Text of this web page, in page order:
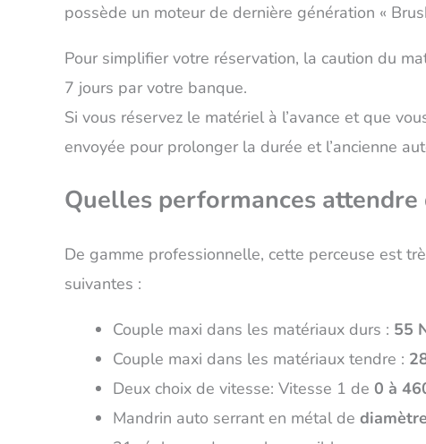
possède un moteur de dernière génération «
Pour simplifier votre réservation, la caution du
7 jours par votre banque.
Si vous réservez le matériel à l’avance et que
envoyée pour prolonger la durée et l’ancienne
Quelles performances attendre
De gamme professionnelle, cette perceuse est
suivantes :
Couple maxi dans les matériaux durs : 55
Couple maxi dans les matériaux tendre :
Deux choix de vitesse: Vitesse 1 de 0 à
Mandrin auto serrant en métal de